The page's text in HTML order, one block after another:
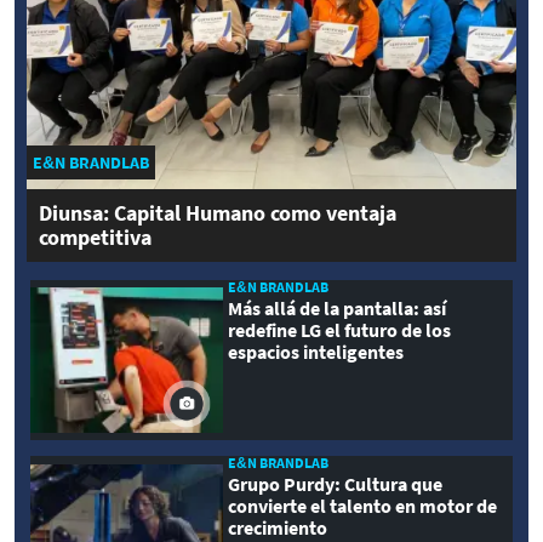
E&N BRANDLAB
Diunsa: Capital Humano como ventaja
competitiva
E&N BRANDLAB
Más allá de la pantalla: así
redefine LG el futuro de los
espacios inteligentes
E&N BRANDLAB
Grupo Purdy: Cultura que
convierte el talento en motor de
crecimiento